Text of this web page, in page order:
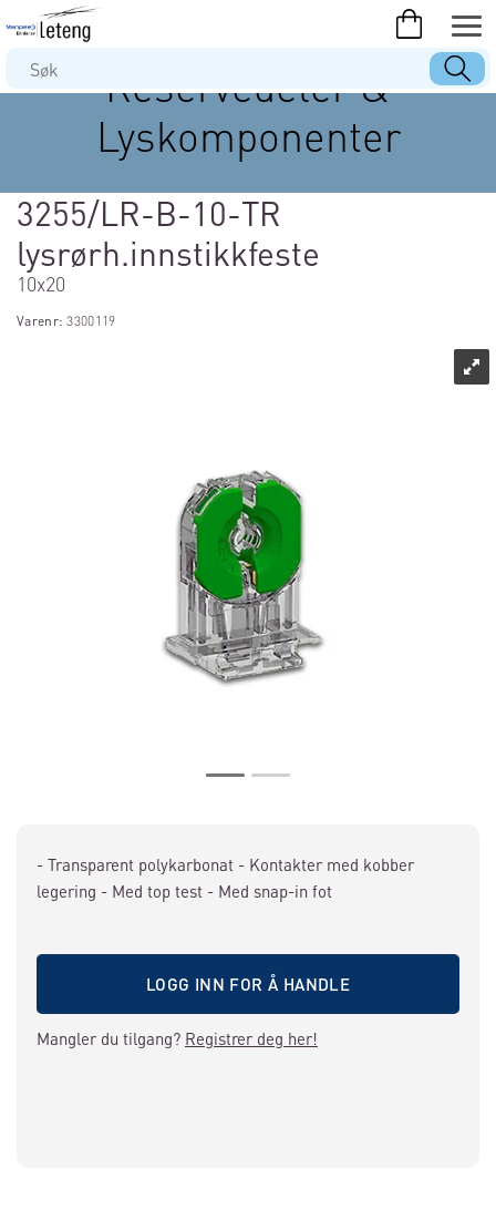
Reservedeler &
Lyskomponenter
3255/LR-B-10-TR
lysrørh.innstikkfeste
10x20
Varenr:3300119
- Transparent polykarbonat - Kontakter med kobber
legering - Med top test - Med snap-in fot
LOGG INN FOR Å HANDLE
Mangler du tilgang? Registrer deg her!